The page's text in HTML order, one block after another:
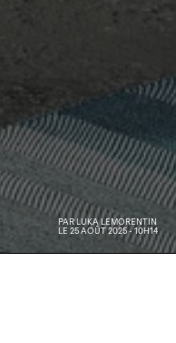
PARLUKA LEMORENTIN
LE 25 AOÛT 2025 - 10H14